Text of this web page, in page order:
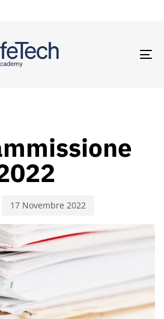
17 Novembre 2022